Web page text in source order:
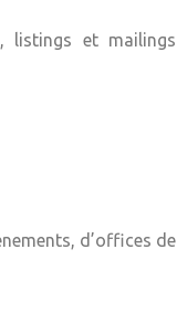
listings et mailings
d’offices de